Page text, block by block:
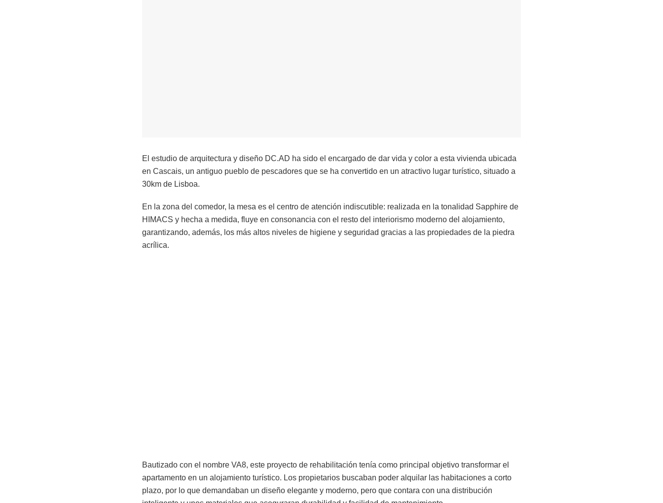
El estudio de arquitectura y diseño DC.AD ha sido el encargado de dar vida y color a esta vivienda ubicada
en Cascais, un antiguo pueblo de pescadores que se ha convertido en un atractivo lugar turístico, situado a
30km de Lisboa.
En la zona del comedor, la mesa es el centro de atención indiscutible: realizada en la tonalidad Sapphire de
HIMACS y hecha a medida, fluye en consonancia con el resto del interiorismo moderno del alojamiento,
garantizando, además, los más altos niveles de higiene y seguridad gracias a las propiedades de la piedra
acrílica.
Bautizado con el nombre VA8, este proyecto de rehabilitación tenía como principal objetivo transformar el
apartamento en un alojamiento turístico. Los propietarios buscaban poder alquilar las habitaciones a corto
plazo, por lo que demandaban un diseño elegante y moderno, pero que contara con una distribución